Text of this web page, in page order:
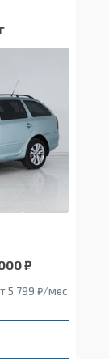
₽
5 799 ₽/мес